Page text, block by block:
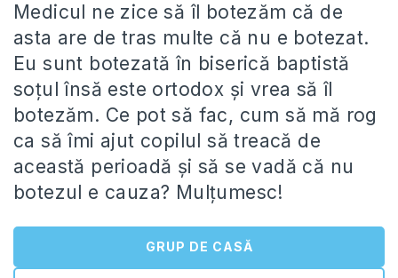
Medicul ne zice să îl botezăm că de
asta are de tras multe că nu e botezat.
Eu sunt botezată în biserică baptistă
soțul însă este ortodox și vrea să îl
botezăm. Ce pot să fac, cum să mă rog
ca să îmi ajut copilul să treacă de
această perioadă și să se vadă că nu
botezul e cauza? Mulțumesc!
GRUP DE CASĂ